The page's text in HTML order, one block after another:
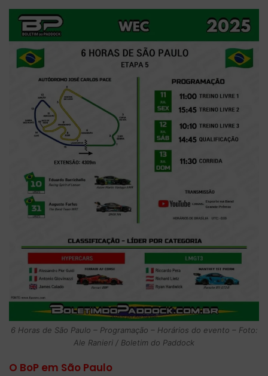
6 Horas de São Paulo – Programação – Horários do evento – Foto:
Ale Ranieri / Boletim do Paddock
O BoP em São Paulo